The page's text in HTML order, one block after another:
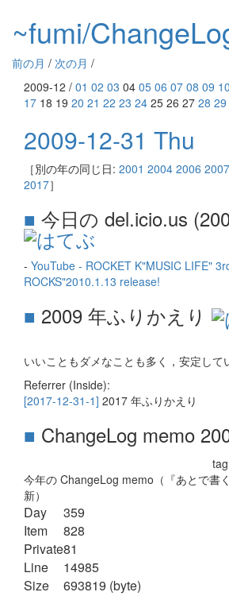
~fumi/
前の月 / 次の月 /
2009-12 / 01 02 03 04 05 06 07 08 09 10
17 18 19 20 21 22 23 24 25 26 27 28 29
2009-12-31 Thu
［別の年の同じ日: 2001 2004 2006 2007
2017］
■ 今日の del.icio.us
- YouTube - ROCKET K"MUSIC LIFE"
ROCKS"2010.1.13 release!
■ 2009 年ふりかえり
いいこともダメなことも多く，安定して
Referrer (Inside):
[2017-12-31-1] 2017 年ふりかえり
■ ChangeLog memo
今年の ChangeLog memo（『あとで書
新）
Day
359
Item
828
Private81
Line
14985
Size
693819 (byte)